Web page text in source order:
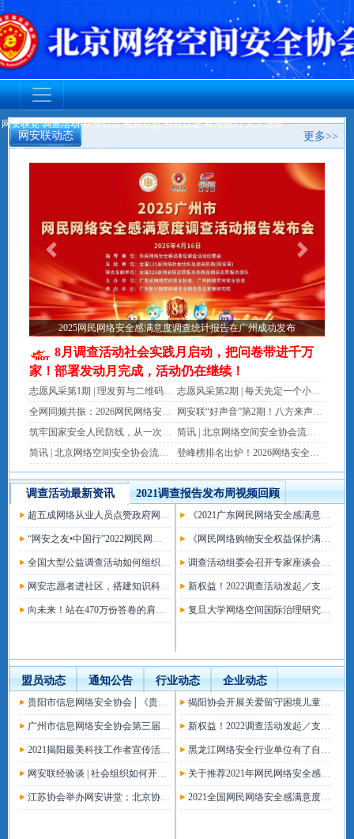
网安联党
建
调查活动 网安联活
动
成员动态 资质认证 标准规范 人才培养
网安联动态 更多>>
2025网民网络安全感满意度调查统计报告在广州成功发布
8月调查活动社会实践月启动，把问卷带进千万
家！部署发动月完成，活动仍在继续！
志愿风采第1期 | 理发剪与二维码：呼伦贝尔18名志愿者做公益的一天
志愿风采第2期 | 每天先定一个小目标——揭阳市民生志愿服务队的...
全网同频共振：2026网民网络安全感满意度调查活动持续升温
网安联“好声音”第2期！八方来声，一起为2026调查活动打call！
筑牢国家安全人民防线，从一次关注开始
简讯 | 北京网络空间安全协会流动联合党支部在2026“网安联·中国...
简讯 | 北京网络空间安全协会流动联合党支部发出通知要求协会党员...
登峰榜排名出炉！2026网络安全科普大赛最终总排名阶段今日争锋！
调查活动最新资讯 2021调查报告发布周视频回顾
超五成网络从业人员点赞政府网安监管力度 《等级保护实施与企业合规专题报告》压轴发布 《2021广东网民网络安全感满意度调查报告》出炉 中国工程院院士方滨兴权威发布 广东网民安全感满意度逐年上升
“网安之友•中国行”2022网民网络安全感满意度调查专家调研活动首站（揭阳）圆满成功 《网民网络购物安全权益保护满意度专题调查报告》重磅发布 超五成网购者给出“满意”评价
全国大型公益调查活动如何组织开展？有份宝藏攻略等您查收！ 调查活动组委会召开专家座谈会 全国调研活动即将展开
网安志愿者进社区，搭建知识科普“连心桥” 新权益！2022调查活动发起／支持单位征集启动
向未来！站在470万份答卷的肩膀上再出发 复旦大学网络空间国际治理研究基地主任沈逸到访网安联秘书处 洽谈调查活动合作
盟员动态 通知公告 行业动态 企业动态
贵阳市信息网络安全协会│《贵阳新闻联播》新闻报道 揭阳协会开展关爱留守困境儿童活动 科普网络安全知识
广州市信息网络安全协会第三届第一次会员大会暨换届大会成功召开 新权益！2022调查活动发起／支持单位征集启动
2021揭阳最美科技工作者宣传活动暨网络安全感满意度调查报告发布会成功举行 黑龙江网络安全行业单位有了自己的劳动人事争议调解中心
网安联经验谈 | 社会组织如何开展团体（地方）标准编制工作？ 关于推荐2021年网民网络安全感满意度调查活动先进单位和优秀个人的通知
江苏协会举办网安讲堂；北京协会聚焦网潮文创出国门；揭阳协会启动等保定级专家评审工作 2021全国网民网络安全感满意度调查报告湖南卷正式发布